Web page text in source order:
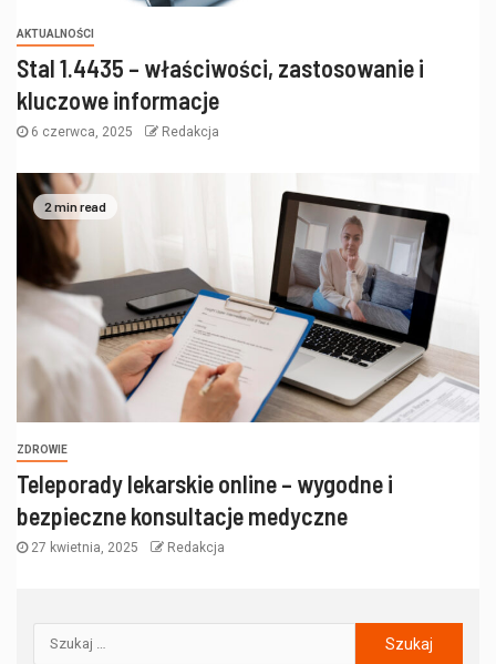
AKTUALNOŚCI
Stal 1.4435 – właściwości, zastosowanie i
kluczowe informacje
6 czerwca, 2025 Redakcja
2 min read
ZDROWIE
Teleporady lekarskie online – wygodne i
bezpieczne konsultacje medyczne
27 kwietnia, 2025 Redakcja